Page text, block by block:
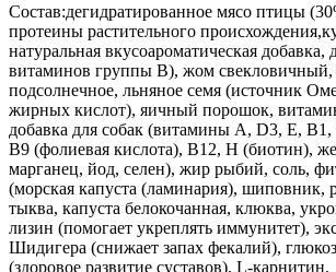
Состав:дегидратированное мясо птицы
протеины растительного
натуральная вкусоароматическая
витаминов группы В), жом свекловичный,
подсолнечное, льняное семя (источник
жирных кислот), яичный порошок,
добавка для собак (витамины А, D3, Е,
В9 (фолиевая кислота), В12, Н (биотин),
марганец, йод, селен), жир рыбий, соль,
(морская капуста (ламинария), шиповник,
тыква, капуста белокочанная, клюква,
лизин (помогает укреплять иммунитет),
Шидигера (снижает запах фекалий),
(здоровое развитие суставов), L-карнитин.